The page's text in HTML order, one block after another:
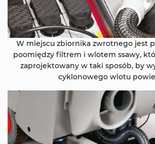
W miejscu zbiornika zwrotnego jest
poomiędzy filtrem i wlotem ssawy,
zaprojektowany w taki sposób, by
cyklonowego wlotu